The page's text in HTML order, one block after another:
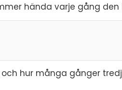
hända varje gång
hur många gånger